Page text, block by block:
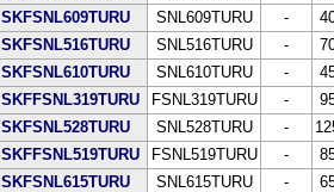
SKFSNL609TURU
SNL609TURU -
SKFSNL516TURU
SNL516TURU -
SKFSNL610TURU
SNL610TURU -
SKFFSNL319TURU
FSNL319TURU -
SKFSNL528TURU
SNL528TURU -
SKFFSNL519TURU
FSNL519TURU -
SKFSNL615TURU
SNL615TURU -